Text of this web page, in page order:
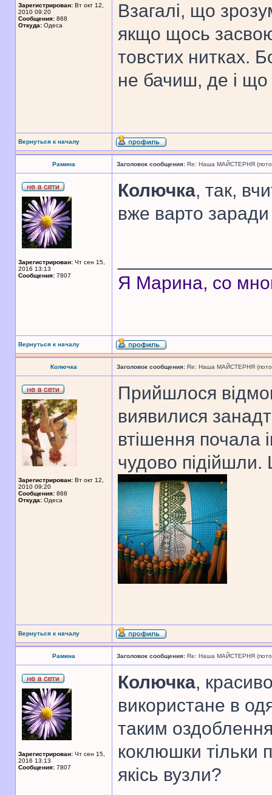
Зарегистрирован: Вт окт 12,
2010 09:20
Сообщения: 868
Откуда: Одеса
Взагалі, що
якщо щось
товстих нитках.
не бачиш, де і що
Вернуться к началу
Рамина Заголовок сообщения: Re: Наша МАЙСТЕРНЯ
Зарегистрирован: Чт сен 15,
2016 13:13
Сообщения: 7807
Колючка, так,
вже варто заради
Я Марина, со
Вернуться к началу
Колючка Заголовок сообщения: Re: Наша МАЙСТЕРНЯ
Зарегистрирован: Вт окт 12,
2010 09:20
Сообщения: 868
Откуда: Одеса
Прийшлося
виявилися
втішення почала
чудово
Вернуться к началу
Рамина Заголовок сообщения: Re: Наша МАЙСТЕРНЯ
Зарегистрирован: Чт сен 15,
2016 13:13
Сообщения: 7807
Колючка,
використане в
таким
коклюшки тільки
якісь вузли?